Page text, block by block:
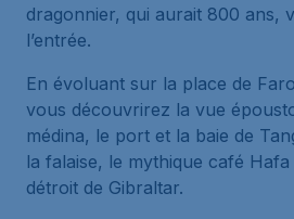
dragonnier, qui aurait 800 ans,
l’entrée.
En évoluant sur la place de
vous découvrirez la vue
médina, le port et la baie de
la falaise, le mythique café
détroit de Gibraltar.